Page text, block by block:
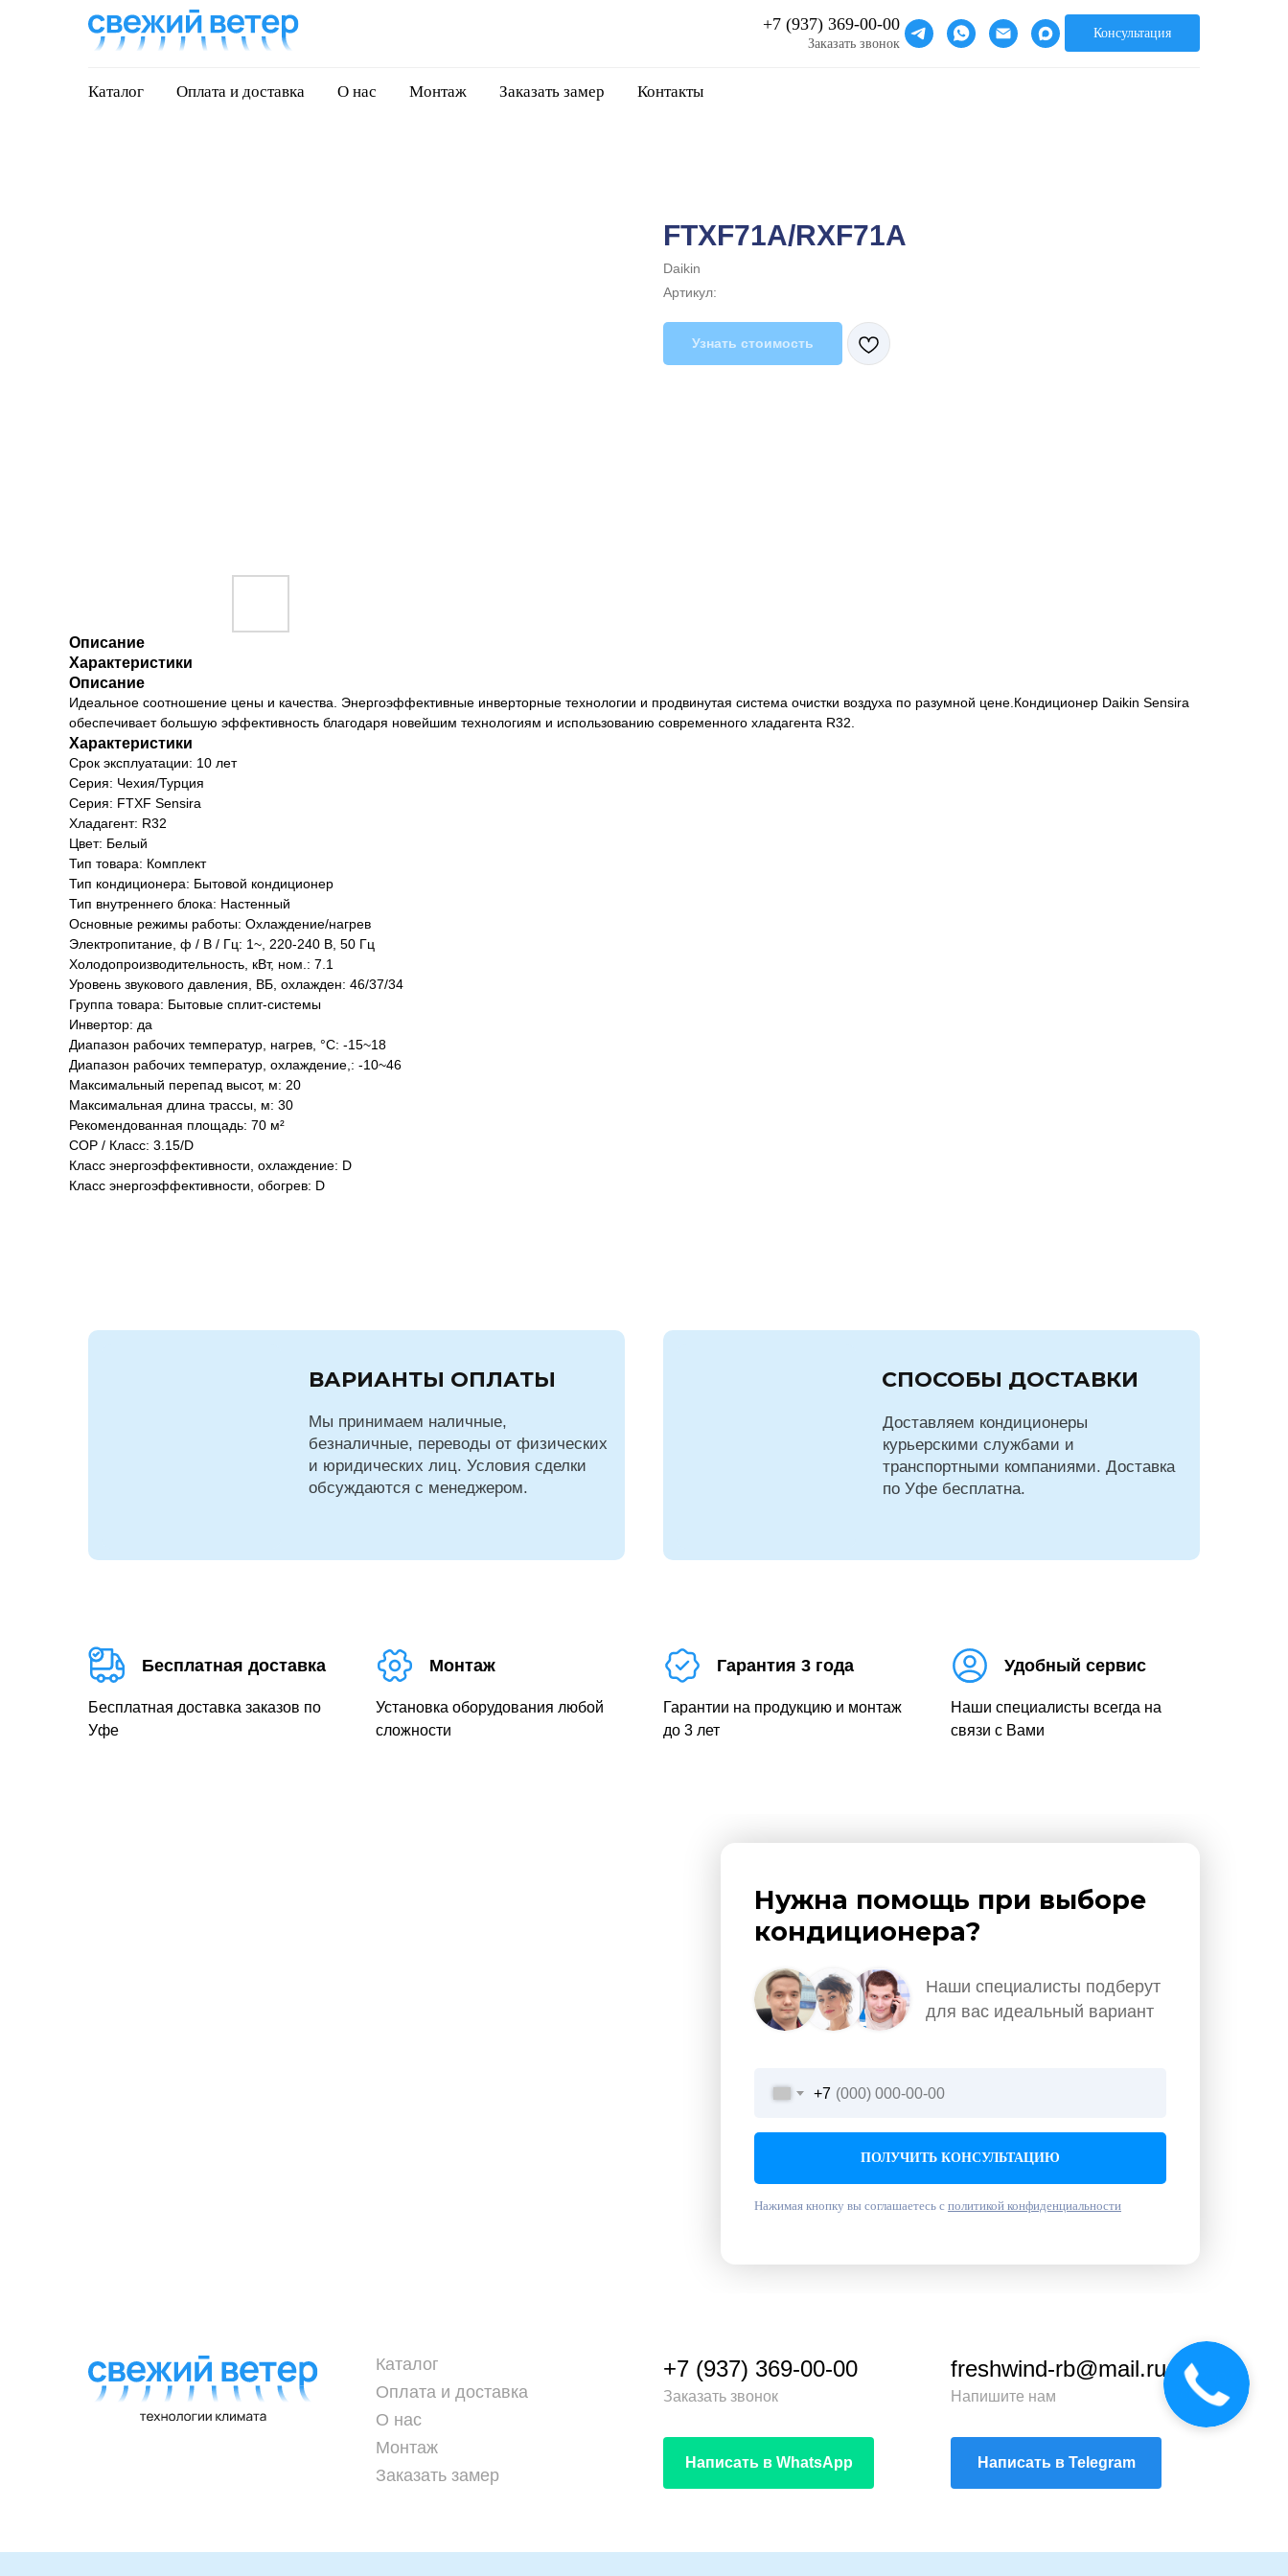
+7 (937) 369-00-00
Заказать звонок
Консультация
Каталог Оплата и доставка О нас Монтаж Заказать замер Контакты
FTXF71A/RXF71A
Daikin
Артикул:
Узнать стоимость
Описание
Характеристики
Описание
Идеальное соотношение цены и качества. Энергоэффективные инверторные технологии и продвинутая система очистки воздуха по разумной цене.Кондиционер Daikin Sensira
обеспечивает большую эффективность благодаря новейшим технологиям и использованию современного хладагента R32.
Характеристики
Срок эксплуатации: 10 лет
Серия: Чехия/Турция
Серия: FTXF Sensira
Хладагент: R32
Цвет: Белый
Тип товара: Комплект
Тип кондиционера: Бытовой кондиционер
Тип внутреннего блока: Настенный
Основные режимы работы: Охлаждение/нагрев
Электропитание, ф / В / Гц: 1~, 220-240 В, 50 Гц
Холодопроизводительность, кВт, ном.: 7.1
Уровень звукового давления, ВБ, охлажден: 46/37/34
Группа товара: Бытовые сплит-системы
Инвертор: да
Диапазон рабочих температур, нагрев, °C: -15~18
Диапазон рабочих температур, охлаждение,: -10~46
Максимальный перепад высот, м: 20
Максимальная длина трассы, м: 30
Рекомендованная площадь: 70 м²
COP / Класс: 3.15/D
Класс энергоэффективности, охлаждение: D
Класс энергоэффективности, обогрев: D
Мы принимаем наличные,
безналичные, переводы от физических
и юридических лиц. Условия сделки
обсуждаются с менеджером.
ВАРИАНТЫ ОПЛАТЫ
Доставляем кондиционеры
курьерскими службами и
транспортными компаниями. Доставка
по Уфе бесплатна.
СПОСОБЫ ДОСТАВКИ
Бесплатная доставка
Бесплатная доставка заказов по
Уфе
Монтаж
Установка оборудования любой
сложности
Гарантия 3 года
Гарантии на продукцию и монтаж
до 3 лет
Удобный сервис
Наши специалисты всегда на
связи с Вами
Наши специалисты подберут
для вас идеальный вариант
Нужна помощь при выборе
кондиционера?
+7
ПОЛУЧИТЬ КОНСУЛЬТАЦИЮ
Нажимая кнопку вы соглашаетесь с политикой конфиденциальности
+7 (937) 369-00-00
Заказать звонок
freshwind-rb@mail.ru
Напишите нам
Каталог
Оплата и доставка
О нас
Монтаж
Заказать замер
Написать в WhatsApp Написать в Telegram
Звонок
сейчас